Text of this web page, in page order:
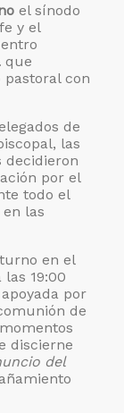
el sínodo
y el
que
con
de
las
decidieron
por el
todo el
las
en el
19:00
por
de
discierne
del